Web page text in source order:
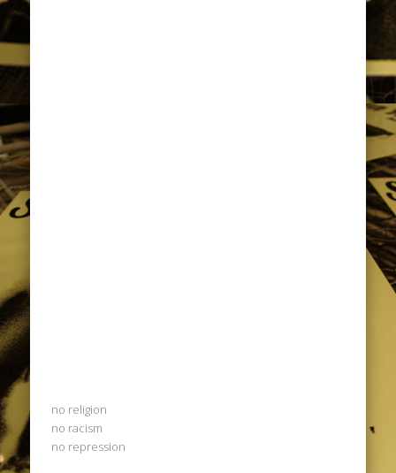
no religion
no racism
no repression